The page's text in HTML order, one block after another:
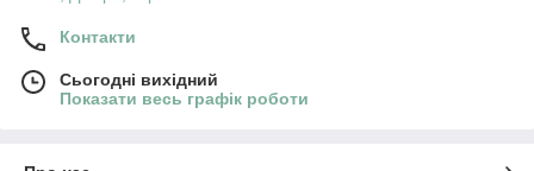
Контакти
Сьогодні вихідний
Показати весь графік роботи